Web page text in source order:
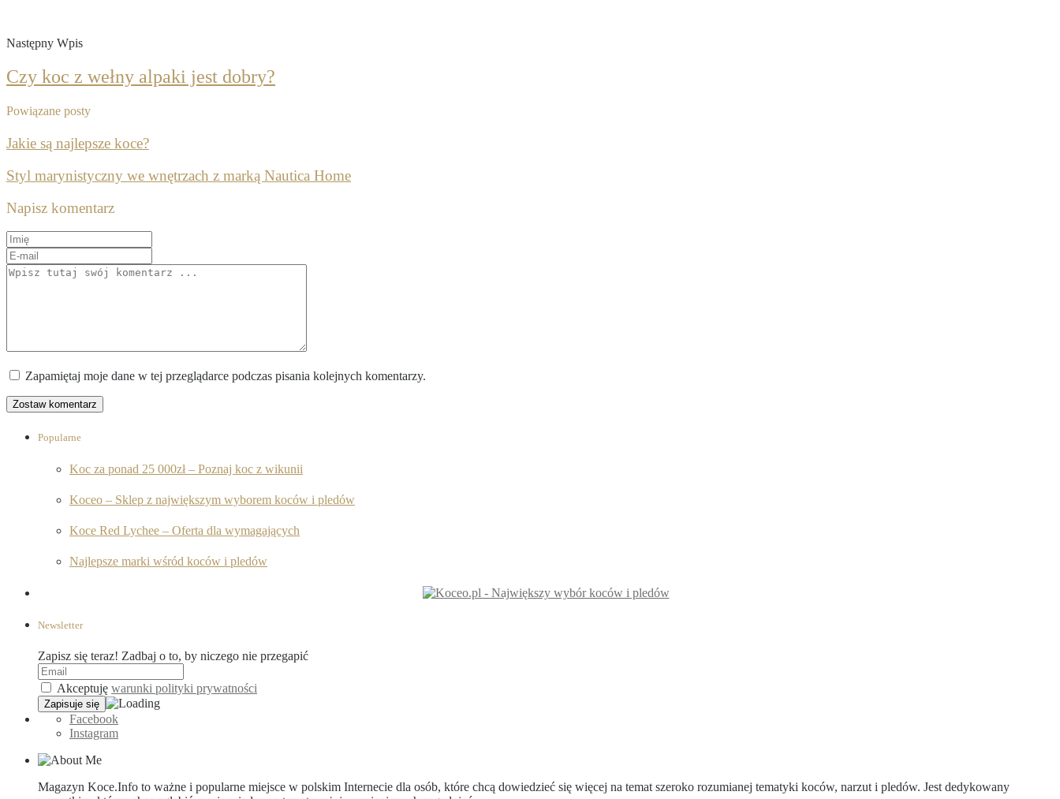
Następny Wpis
Czy koc z wełny alpaki jest dobry?
Powiązane posty
Jakie są najlepsze koce?
Styl marynistyczny we wnętrzach z marką Nautica Home
Napisz komentarz
Zapamiętaj moje dane w tej przeglądarce podczas pisania kolejnych komentarzy.
Popularne
Koc za ponad 25 000zł – Poznaj koc z wikunii
Koceo – Sklep z największym wyborem koców i pledów
Koce Red Lychee – Oferta dla wymagających
Najlepsze marki wśród koców i pledów
Newsletter
Zapisz się teraz! Zadbaj o to, by niczego nie przegapić
Akceptuję warunki polityki prywatności
Facebook
Instagram
Magazyn Koce.Info to ważne i popularne miejsce w polskim Internecie dla osób, które chcą dowiedzieć się więcej na temat szeroko rozumianej tematyki koców, narzut i pledów. Jest dedykowany